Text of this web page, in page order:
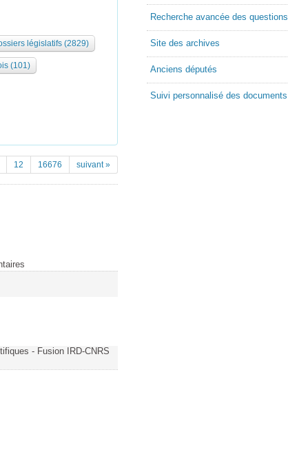
législatifs (2829)
(101)
12 16676 suivant »
- Fusion IRD-CNRS
Recherche avancée des questions
Site des archives
Anciens députés
Suivi personnalisé des documents